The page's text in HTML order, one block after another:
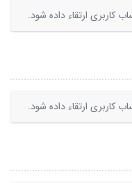
کاربری ارتقاء داده شود.
کاربری ارتقاء داده شود.